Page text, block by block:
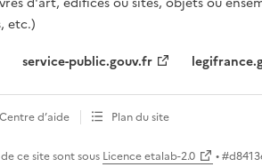
etc.)
service-public.gouv.fr
Centre d’aide Plan du site
ce site sont sous Licence etalab-2.0 • #